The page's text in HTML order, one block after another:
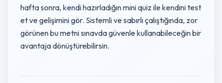
hafta sonra, kendi hazırladığın mini quiz ile kendini test
et ve gelişimini gör. Sistemli ve sabırlı çalıştığında, zor
görünen bu metni sınavda güvenle kullanabileceğin bir
avantaja dönüştürebilirsin.